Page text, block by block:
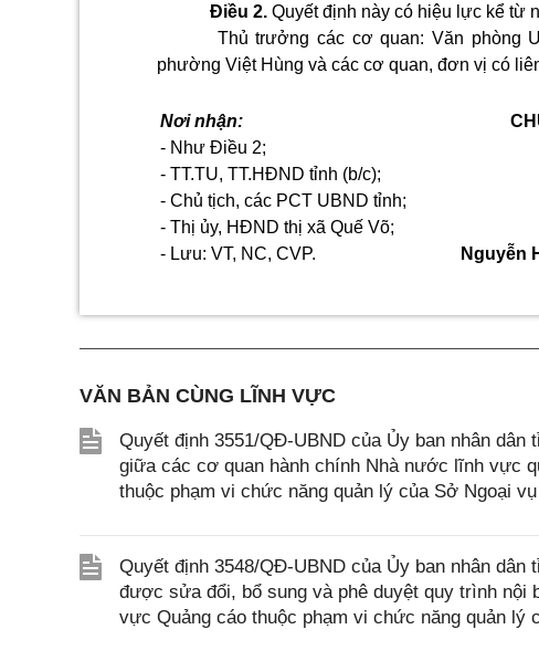
Điều 2. Quyết định này có hiệu lực kể từ
Thủ trưởng các cơ quan: Văn phòng
phường Việt Hùng và các cơ quan, đơn vị có
Nơi nhận:
- Như Điều 2;
- TT.TU, TT.HĐND tỉnh (b/c);
- Chủ tịch, các PCT UBND tỉnh;
- Thị ủy, HĐND thị xã Quế Võ;
- Lưu: VT, NC, CVP.
Nguyễn
VĂN BẢN CÙNG LĨNH VỰC
Quyết định 3551/QĐ-UBND của Ủy ban nhân dân
giữa các cơ quan hành chính Nhà nước lĩnh vực
thuộc phạm vi chức năng quản lý của Sở Ngoại vụ
Quyết định 3548/QĐ-UBND của Ủy ban nhân
được sửa đổi, bổ sung và phê duyệt quy trình nội
vực Quảng cáo thuộc phạm vi chức năng quản lý